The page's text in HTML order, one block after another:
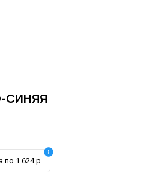
СИНЯЯ
по 1 624 р.